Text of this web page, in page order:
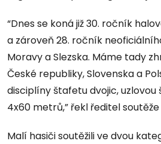
“Dnes se koná již 30. ročník
a zároveň 28. ročník
Moravy a Slezska. Máme tady
České republiky, Slovenska a
disciplíny štafetu dvojic,
4x60 metrů,” řekl ředitel
Malí hasiči soutěžili ve dvou